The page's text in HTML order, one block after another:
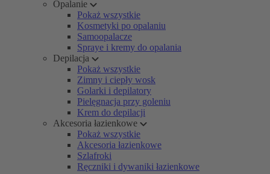
Opalanie
Pokaż wszystkie
Kosmetyki po opalaniu
Samoopalacze
Spraye i kremy do opalania
Depilacja
Pokaż wszystkie
Zimny i ciepły wosk
Golarki i depilatory
Pielęgnacja przy goleniu
Krem do depilacji
Akcesoria łazienkowe
Pokaż wszystkie
Akcesoria łazienkowe
Szlafroki
Ręczniki i dywaniki łazienkowe